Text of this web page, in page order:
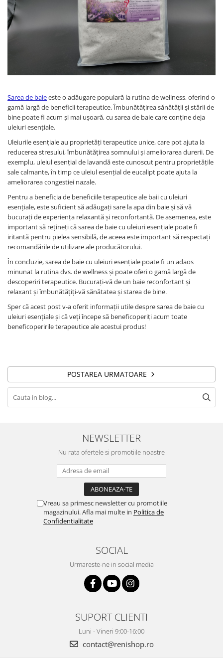
Sarea de baieeste o adăugare populară la rutina de wellness, oferind o
gamă largă de beneficii terapeutice. Îmbunătățirea sănătății și stării de
bine poate fi acum și mai ușoară, cu sarea de baie care conține deja
uleiuri esențiale.
Uleiurile esențiale au proprietăți terapeutice unice, care pot ajuta la
reducerea stresului, îmbunătățirea somnului și ameliorarea durerii. De
exemplu, uleiul esențial de lavandă este cunoscut pentru proprietățile
sale calmante, în timp ce uleiul esențial de eucalipt poate ajuta la
ameliorarea congestiei nazale.
Pentru a beneficia de beneficiile terapeutice ale baii cu uleiuri
esențiale, este suficient să adăugați sare la apa din baie și să vă
bucurați de experiența relaxantă și reconfortantă. De asemenea, este
important să rețineți că sarea de baie cu uleiuri esențiale poate fi
iritantă pentru pielea sensibilă, de aceea este important să respectați
recomandările de utilizare ale producătorului.
În concluzie, sarea de baie cu uleiuri esențiale poate fi un adaos
minunat la rutina dvs. de wellness și poate oferi o gamă largă de
descoperiri terapeutice. Bucurați-vă de un baie reconfortant și
relaxant și îmbunătățiți-vă sănătatea și starea de bine.
Sper că acest post v-a oferit informații utile despre sarea de baie cu
uleiuri esențiale și că veți începe să beneficoperiți acum toate
beneficoperirile terapeutice ale acestui produs!
POSTAREA URMATOARE
NEWSLETTER
Nu rata ofertele si promotiile noastre
Vreau sa primesc newsletter cu promotiile
magazinului. Afla mai multe in Politica de
Confidentialitate
SOCIAL
Urmareste-ne in social media
SUPORT CLIENTI
Luni - Vineri 9:00-16:00
contact@renishop.ro